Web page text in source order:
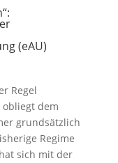
(eAU)
Regel
obliegt dem
grundsätzlich
Regime
sich mit der